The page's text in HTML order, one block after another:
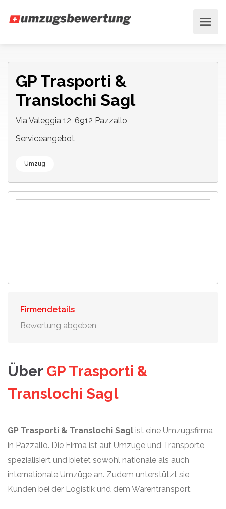
GP Trasporti &
Translochi Sagl
Via Valeggia 12, 6912 Pazzallo
Serviceangebot
Umzug
Firmendetails
Bewertung abgeben
Über GP Trasporti &
Translochi Sagl
GP Trasporti & Translochi Sagl ist eine Umzugsfirma
in Pazzallo. Die Firma ist auf Umzüge und Transporte
spezialisiert und bietet sowohl nationale als auch
internationale Umzüge an. Zudem unterstützt sie
Kunden bei der Logistik und dem Warentransport.